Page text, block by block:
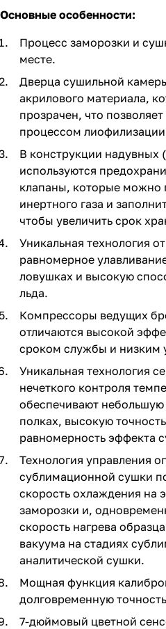
Основные особенности:
Процесс заморозки и
месте.
Дверца сушильной
акрилового материала,
прозрачен, что
процессом
В конструкции надувных
используются
клапаны, которые можно
инертного газа и
чтобы увеличить срок
Уникальная технология
равномерное
ловушках и высокую
льда.
Компрессоры ведущих
отличаются высокой
сроком службы и низким
Уникальная технология
нечеткого контроля
обеспечивают
полках, высокую
равномерность эффекта
Технология управления
сублимационной сушки
скорость охлаждения на
заморозки и,
скорость нагрева
вакуума на стадиях
аналитической сушки.
Мощная функция
долговременную
7-дюймовый цветной